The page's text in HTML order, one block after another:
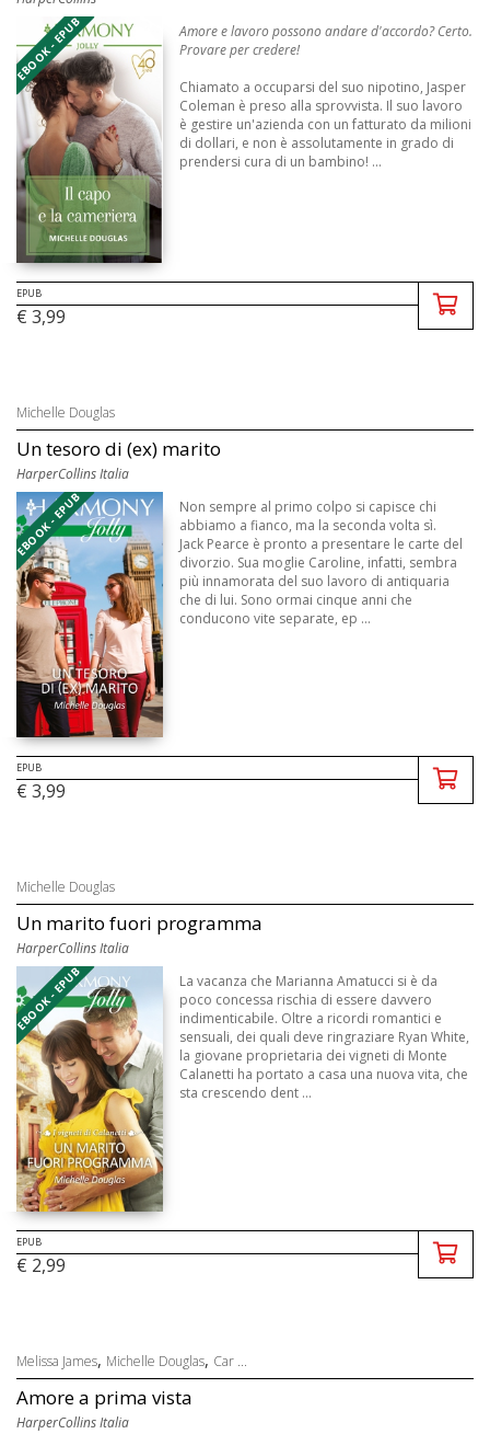
EBOOK - EPUB
Amore e lavoro possono andare d'accordo? Certo.
Provare per credere!
Chiamato a occuparsi del suo nipotino, Jasper
Coleman è preso alla sprovvista. Il suo lavoro
è gestire un'azienda con un fatturato da milioni
di dollari, e non è assolutamente in grado di
prendersi cura di un bambino! ...
EPUB
€ 3,99
Michelle Douglas
Un tesoro di (ex) marito
HarperCollins Italia
EBOOK - EPUB
Non sempre al primo colpo si capisce chi
abbiamo a fianco, ma la seconda volta sì.
Jack Pearce è pronto a presentare le carte del
divorzio. Sua moglie Caroline, infatti, sembra
più innamorata del suo lavoro di antiquaria
che di lui. Sono ormai cinque anni che
conducono vite separate, ep ...
EPUB
€ 3,99
Michelle Douglas
Un marito fuori programma
HarperCollins Italia
EBOOK - EPUB
La vacanza che Marianna Amatucci si è da
poco concessa rischia di essere davvero
indimenticabile. Oltre a ricordi romantici e
sensuali, dei quali deve ringraziare Ryan White,
la giovane proprietaria dei vigneti di Monte
Calanetti ha portato a casa una nuova vita, che
sta crescendo dent ...
EPUB
€ 2,99
Melissa James, Michelle Douglas, Car ...
Amore a prima vista
HarperCollins Italia